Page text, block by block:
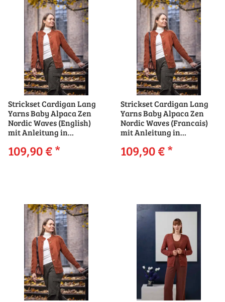
Strickset Cardigan Lang
Yarns Baby Alpaca Zen
Nordic Waves (English)
mit Anleitung in
109,90 €*
Strickset Cardigan Lang
Yarns Baby Alpaca Zen
Nordic Waves (Francais)
mit Anleitung in
109,90 €*